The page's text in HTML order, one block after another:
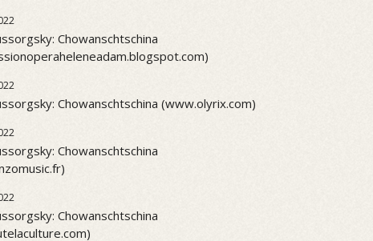
Chowanschtschina
Chowanschtschina (www.olyrix.com)
Chowanschtschina
Chowanschtschina